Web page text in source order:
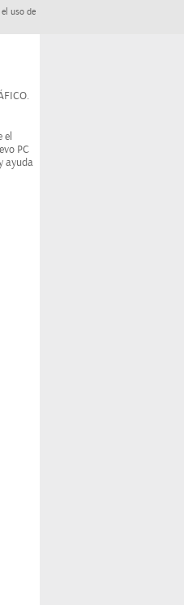
uso de
el
PC
ayuda